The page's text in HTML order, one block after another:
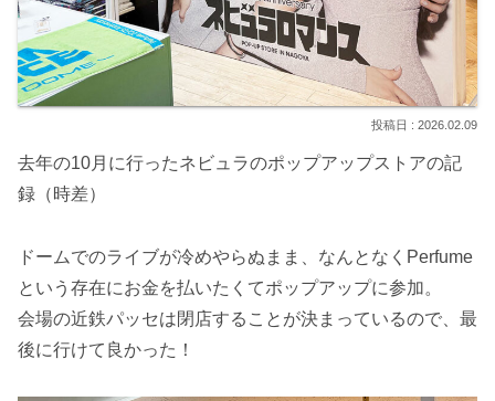
2026.02.09
去年の10月に行ったネビュラのポップアップストアの記
録（時差）
ドームでのライブが冷めやらぬまま、なんとなくPerfume
という存在にお金を払いたくてポップアップに参加。
会場の近鉄パッセは閉店することが決まっているので、最
後に行けて良かった！